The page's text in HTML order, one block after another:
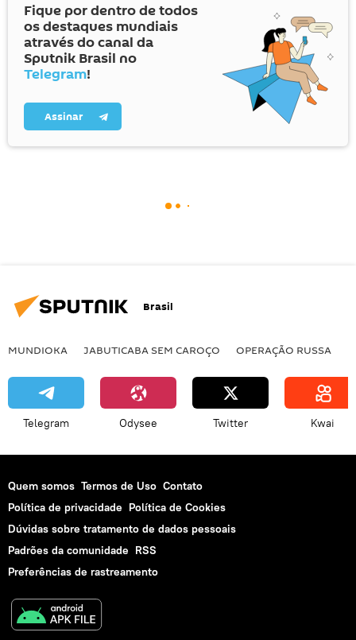
Fique por dentro de todos
os destaques mundiais
através do canal da
Sputnik Brasil no
Telegram!
Assinar
Brasil
MUNDIOKA JABUTICABA SEM CAROÇO OPERAÇÃO RUSSA
Telegram Odysee Twitter Kwai
Quem somos Termos de Uso Contato
Política de privacidade Política de Cookies
Dúvidas sobre tratamento de dados pessoais
Padrões da comunidade RSS
Preferências de rastreamento